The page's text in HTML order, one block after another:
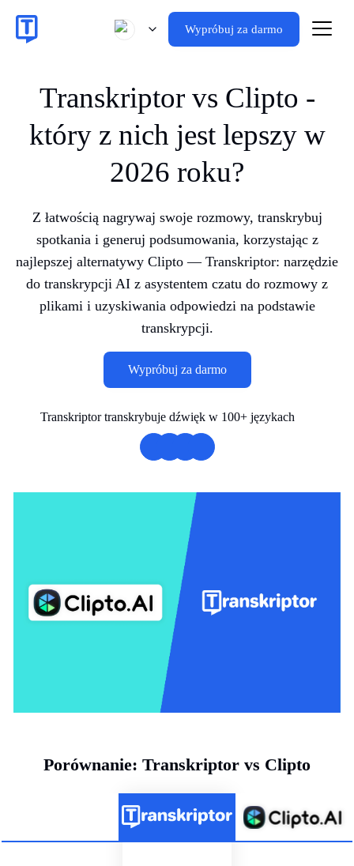
Wypróbuj za darmo
Transkriptor vs Clipto -
który z nich jest lepszy w
2026 roku?
Z łatwością nagrywaj swoje rozmowy, transkrybuj
spotkania i generuj podsumowania, korzystając z
najlepszej alternatywy Clipto — Transkriptor: narzędzie
do transkrypcji AI z asystentem czatu do rozmowy z
plikami i uzyskiwania odpowiedzi na podstawie
transkrypcji.
Wypróbuj za darmo
Transkriptor transkrybuje dźwięk w 100+ językach
Porównanie: Transkriptor vs Clipto